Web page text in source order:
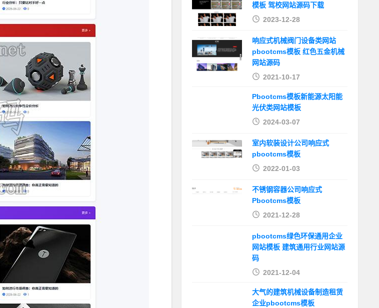
模板 驾校网站源码下载
2023-12-28
响应式机械阀门设备类网站
pbootcms模板 红色五金机械
网站源码
2021-10-17
Pbootcms模板新能源太阳能
光伏类网站模板
2024-03-07
室内软装设计公司响应式
pbootcms模板
2022-01-03
不锈钢容器公司响应式
Pbootcms模板
2021-12-28
pbootcms绿色环保通用企业
网站模板 建筑通用行业网站源
码
2021-12-04
大气的建筑机械设备制造租赁
企业pbootcms模板